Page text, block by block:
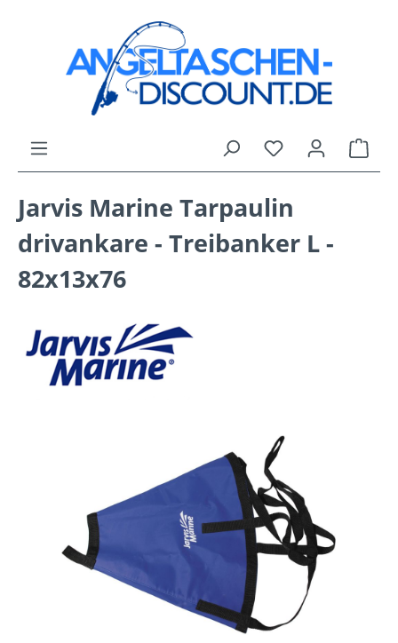
Zum Hauptinhalt springen
Du hast 0
Jarvis Marine Tarpaulin
drivankare - Treibanker L -
82x13x76